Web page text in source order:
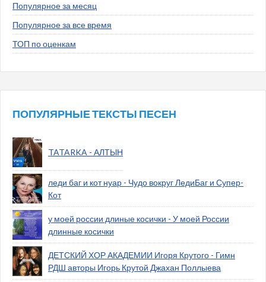
Популярное за месяц
Популярное за все время
ТОП по оценкам
ПОПУЛЯРНЫЕ ТЕКСТЫ ПЕСЕН
TATARKA - АЛТЫН
леди баг и кот нуар - Чудо вокруг ЛедиБаг и Супер-
Кот
у моей россии длиные косички - У моей России
длинные косички
ДЕТСКИЙ ХОР АКАДЕМИИ Игоря Крутого - Гимн
РДШ авторы Игорь Крутой Джахан Поллыева